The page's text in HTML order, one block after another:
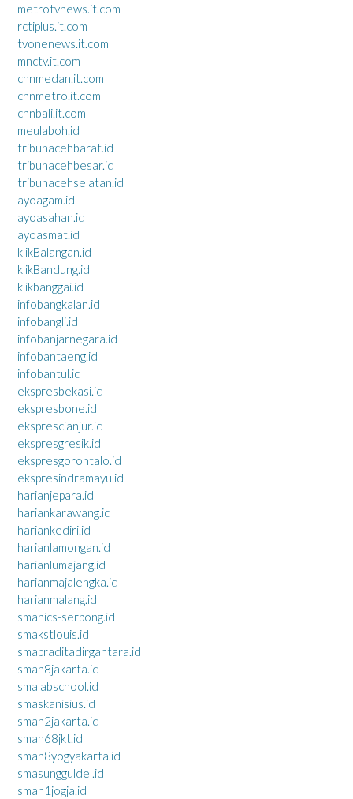
metrotvnews.it.com
rctiplus.it.com
tvonenews.it.com
mnctv.it.com
cnnmedan.it.com
cnnmetro.it.com
cnnbali.it.com
meulaboh.id
tribunacehbarat.id
tribunacehbesar.id
tribunacehselatan.id
ayoagam.id
ayoasahan.id
ayoasmat.id
klikBalangan.id
klikBandung.id
klikbanggai.id
infobangkalan.id
infobangli.id
infobanjarnegara.id
infobantaeng.id
infobantul.id
ekspresbekasi.id
ekspresbone.id
eksprescianjur.id
ekspresgresik.id
ekspresgorontalo.id
ekspresindramayu.id
harianjepara.id
hariankarawang.id
hariankediri.id
harianlamongan.id
harianlumajang.id
harianmajalengka.id
harianmalang.id
smanics-serpong.id
smakstlouis.id
smapraditadirgantara.id
sman8jakarta.id
smalabschool.id
smaskanisius.id
sman2jakarta.id
sman68jkt.id
sman8yogyakarta.id
smasungguldel.id
sman1jogja.id